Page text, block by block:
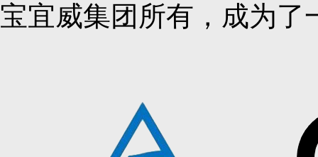
宝宜威集团所有，成为